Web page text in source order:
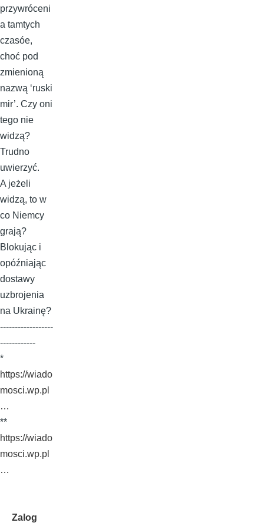
przywróceni
a tamtych
czasóe,
choć pod
zmienioną
nazwą ‘ruski
mir’. Czy oni
tego nie
widzą?
Trudno
uwierzyć.
A jeżeli
widzą, to w
co Niemcy
grają?
Blokując i
opóźniając
dostawy
uzbrojenia
na Ukrainę?
------------------
------------
*
https://wiado
mosci.wp.pl
…
**
https://wiado
mosci.wp.pl
…
Zalog